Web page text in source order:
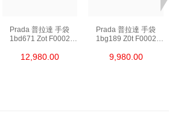
Prada 普拉達 手袋
1bd671 Zot F0002
12,980.00
Prada 普拉達 手袋
1bg189 Z0t F0002
9,980.00